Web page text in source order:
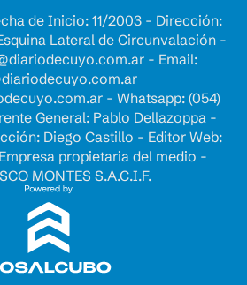
de Inicio: 11/2003 - Dirección:
Lateral de Circunvalación -
- Email:
- Whatsapp: (054)
General: Pablo Dellazoppa -
Diego Castillo - Editor Web:
propietaria del medio -
MONTES S.A.C.I.F.